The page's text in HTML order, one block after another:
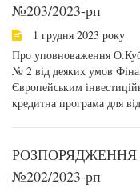
№203/2023-рп
1 грудня 2023 року
Про уповноваження
№ 2 від деяких умов
Європейським
кредитна програма для
РОЗПОРЯДЖЕННЯ
№202/2023-рп